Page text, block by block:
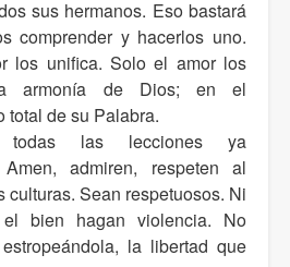
sus hermanos. Eso bastará
comprender y hacerlos uno.
los unifica. Solo el amor los
armonía de Dios; en el
total de su Palabra.
todas las lecciones ya
Amen, admiren, respeten al
culturas. Sean respetuosos. Ni
bien hagan violencia. No
la libertad que